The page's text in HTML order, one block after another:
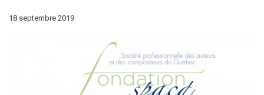
18 septembre 2019